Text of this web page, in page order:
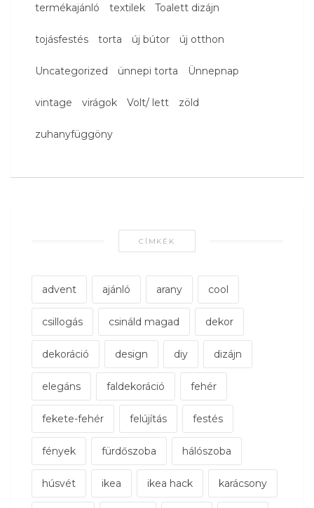
termékajánló textilek Toalett dizájn
tojásfestés torta új bútor új otthon
Uncategorized ünnepi torta Ünnepnap
vintage virágok Volt/ lett zöld
zuhanyfüggöny
CÍMKÉK
advent ajánló arany cool
csillogás csináld magad dekor
dekoráció design diy dizájn
elegáns faldekoráció fehér
fekete-fehér felújítás festés
fények fürdőszoba hálószoba
húsvét ikea ikea hack karácsony